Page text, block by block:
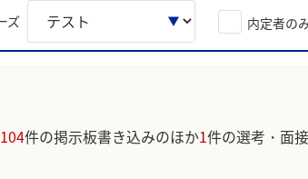
ズ 内定者の
104件の掲示板書き込みのほか1件の選考・面接